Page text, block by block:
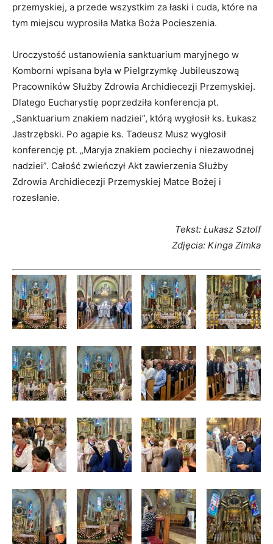
przemyskiej, a przede wszystkim za łaski i cuda, które na
tym miejscu wyprosiła Matka Boża Pocieszenia.
Uroczystość ustanowienia sanktuarium maryjnego w
Komborni wpisana była w Pielgrzymkę Jubileuszową
Pracowników Służby Zdrowia Archidiecezji Przemyskiej.
Dlatego Eucharystię poprzedziła konferencja pt.
„Sanktuarium znakiem nadziei”, którą wygłosił ks. Łukasz
Jastrzębski. Po agapie ks. Tadeusz Musz wygłosił
konferencję pt. „Maryja znakiem pociechy i niezawodnej
nadziei”. Całość zwieńczył Akt zawierzenia Służby
Zdrowia Archidiecezji Przemyskiej Matce Bożej i
rozesłanie.
Tekst: Łukasz Sztolf
Zdjęcia: Kinga Zimka